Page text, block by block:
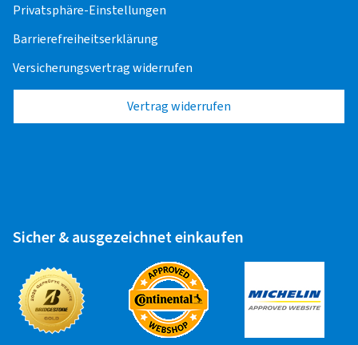
Stahlfelge 15" - 18"
Transporter
Alufelge 14" - 17"
Alufelge 14" - 17"
Stahlfelge 14" - 17"
Privatsphäre-Einstellungen
Barrierefreiheitserklärung
Versicherungsvertrag widerrufen
Vertrag widerrufen
Sicher & ausgezeichnet einkaufen